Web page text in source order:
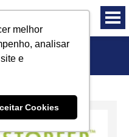
melhor
analisar
e
Cookies